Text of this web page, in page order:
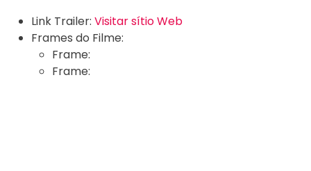
Link Trailer: Visitar sítio Web
Frames do Filme:
Frame:
Frame: